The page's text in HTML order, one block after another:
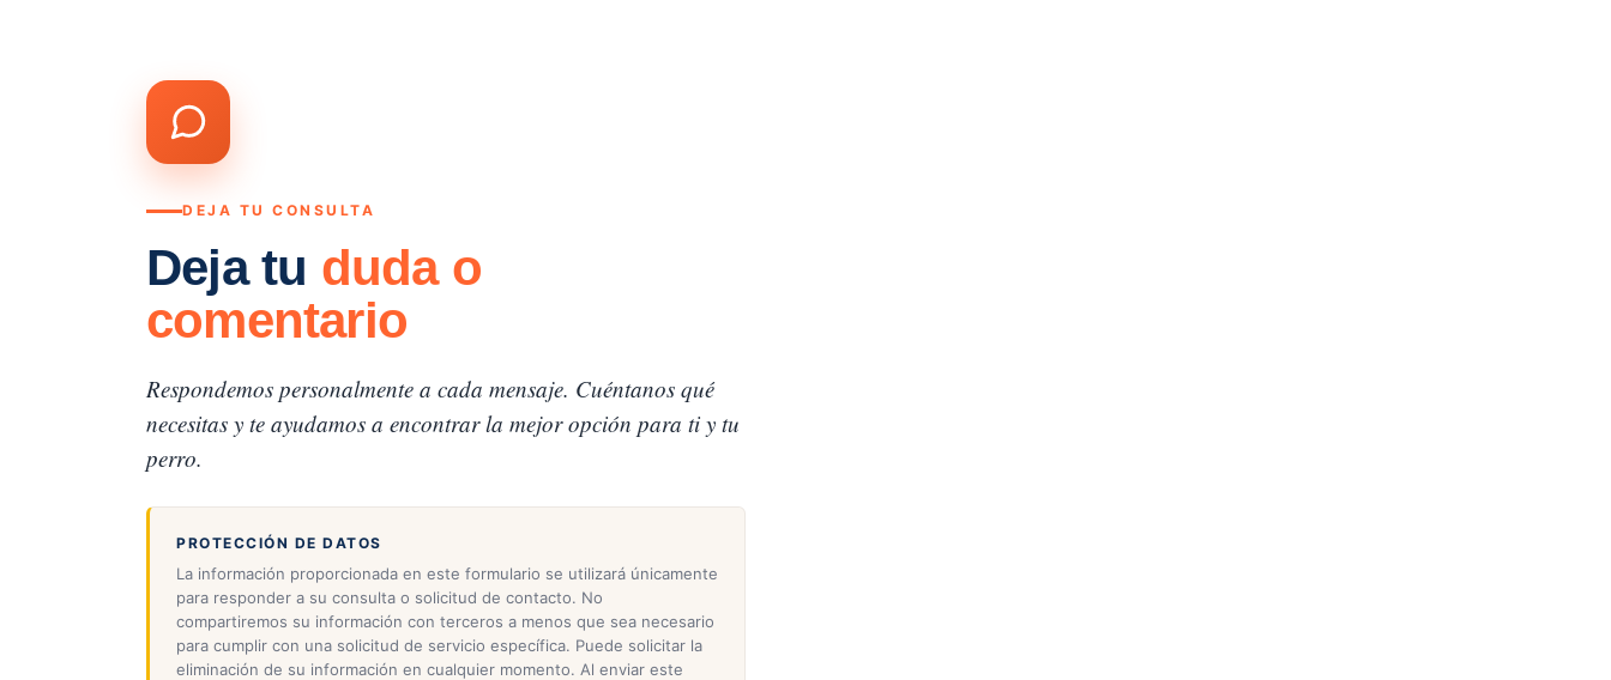
DEJA TU CONSULTA
Deja tu duda o
comentario
Respondemos personalmente a cada mensaje. Cuéntanos qué
necesitas y te ayudamos a encontrar la mejor opción para ti y tu
perro.
PROTECCIÓN DE DATOS
La información proporcionada en este formulario se utilizará únicamente
para responder a su consulta o solicitud de contacto. No
compartiremos su información con terceros a menos que sea necesario
para cumplir con una solicitud de servicio específica. Puede solicitar la
eliminación de su información en cualquier momento. Al enviar este